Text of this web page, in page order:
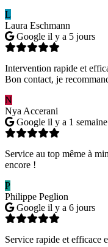
L
Laura Eschmann
Google il y a 5 jours
Intervention rapide et
Bon contact, je
N
Nya Accerani
Google il y a 1 semaine
Service au top même à
encore !
P
Philippe Peglion
Google il y a 6 jours
Service rapide et efficace